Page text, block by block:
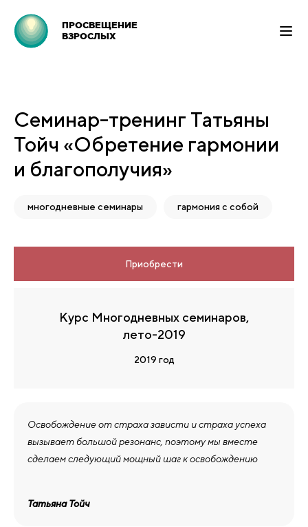
ПРОСВЕЩЕНИЕ
ВЗРОСЛЫХ
Семинар-тренинг Татьяны
Тойч «Обретение гармонии
и благополучия»
многодневные семинары гармония с собой
Приобрести
Курс Многодневных семинаров,
лето-2019
2019 год
Освобождение от страха зависти и страха успеха
вызывает большой резонанс, поэтому мы вместе
сделаем следующий мощный шаг к освобождению
Татьяна Тойч